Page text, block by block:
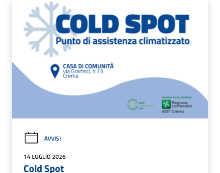
AVVISI
14 LUGLIO 2026
Cold Spot